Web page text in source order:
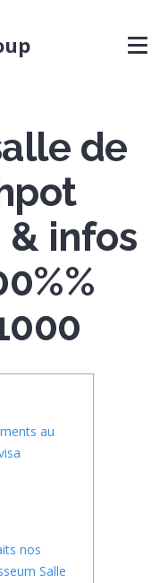
de
infos
au
nos
Salle